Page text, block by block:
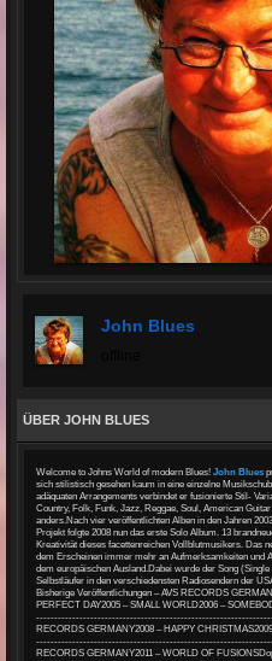
John Blues
ÜBER JOHN BLUES
Welcome to Johns World of modern Blues!John Blues
sich stilistisch gesehen kaum in eine einzelne
adäquaten Arrangements verbindet er fusionierte Stil-
Country, Folk, Funk, Jazz, Reggae, Soul, American
anders.Nach vier veröffentlichten Alben in den Jahren
Projekt folgte 2008 nun das erste Solo Album. 13
Kreativität dieses facettenreichen Vollblutmusikers. Das
dem Erscheinen immer mehr an Aufmerksamkeiten und
dem europäischen Ausland.Dabei wurde der Song
Selbstläufer in den verschiedensten Radiosendern der
Bisherige Veröffentlichungen – AVS RECORDS
PERFECT DAY2005 – SMALL WORLD2006 –
RECORDS GERMANY2008 – HAPPY
RECORDS GERMANY2011 – WORLD OF